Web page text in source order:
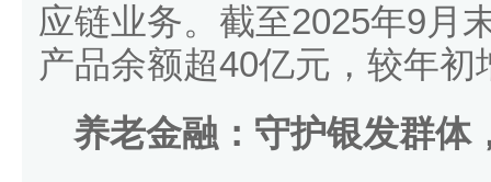
应链业务。截至2025年9月
产品余额超40亿元，较年初
养老金融：守护银发群体